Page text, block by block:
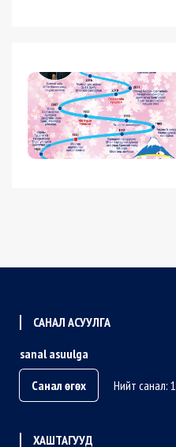
САНАЛ АСУУЛГА
sanal asuulga
Санал өгөх
Нийт санал: 1
ХАШТАГУУД